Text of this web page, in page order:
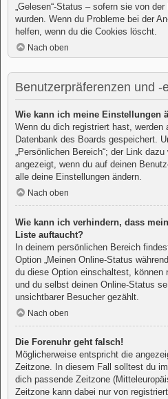
„Gelesen“-Status – sofern sie von
wurden. Wenn du Probleme bei der
helfen, wenn du die Cookies löscht.
Nach oben
Benutzerpräferenzen und -
Wie kann ich meine Einstellungen
Wenn du dich registriert hast, werden
Datenbank des Boards gespeichert.
„Persönlichen Bereich“; der Link
angezeigt, wenn du auf deinen
alle deine Einstellungen ändern.
Nach oben
Wie kann ich verhindern, dass
Liste auftaucht?
In deinem persönlichen Bereich
Option „Meinen Online-Status
du diese Option einschaltest, können
und du selbst deinen Online-Status
unsichtbarer Besucher gezählt.
Nach oben
Die Forenuhr geht falsch!
Möglicherweise entspricht die
Zeitzone. In diesem Fall solltest du
dich passende Zeitzone
Zeitzone kann dabei nur von